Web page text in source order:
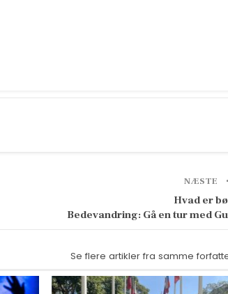
NÆSTE
Hvad er
Bedevandring: Gå en tur med
Se flere artikler fra samme